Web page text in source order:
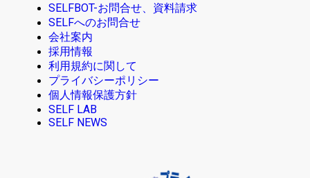
SELFBOT-お問合せ、資料請求
SELFへのお問合せ
会社案内
採用情報
利用規約に関して
プライバシーポリシー
個人情報保護方針
SELF LAB
SELF NEWS